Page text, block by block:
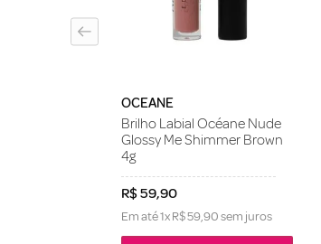
OCEANE
Brilho Labial Océane Nude
Glossy Me Shimmer Brown
4g
R$59,90
Em até1xR$59,90sem juros